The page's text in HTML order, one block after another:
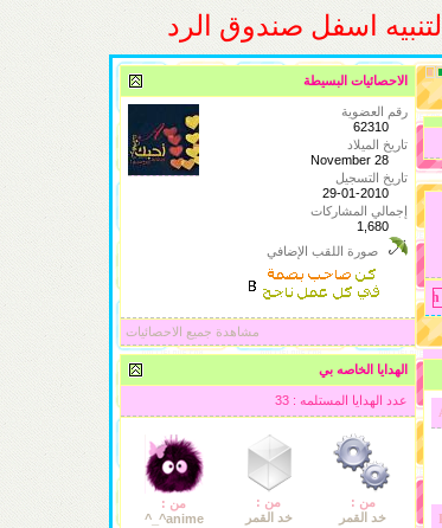
اسفل صندوق الرد
الاحصائيات البسيطة
رقم العضوية
62310
تاريخ الميلاد
November 28
تاريخ التسجيل
29-01-2010
إجمالي المشاركات
1,680
صورة اللقب الإضافي
مشاهدة جميع الاحصائيات
الهدايا الخاصه بي
عدد الهدايا المستلمه : 33
من :
خد القمر
من :
خد القمر
من :
anime^_^